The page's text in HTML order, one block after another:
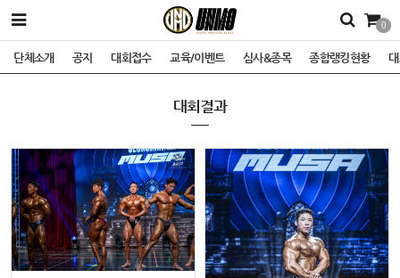
0
단체소개 공지 대회접수 교육/이벤트 심사&종목 종합랭킹현황
대회결과